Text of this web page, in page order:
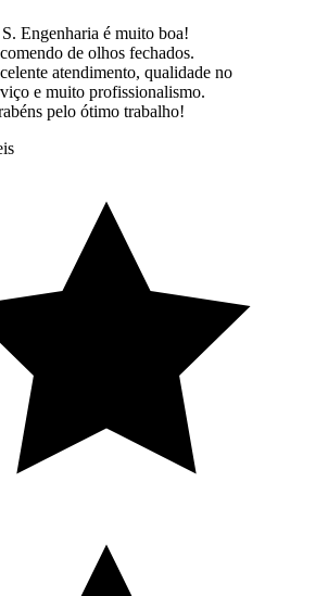
Engenharia é muito boa!
de olhos fechados.
atendimento, qualidade no
e muito profissionalismo.
pelo ótimo trabalho!